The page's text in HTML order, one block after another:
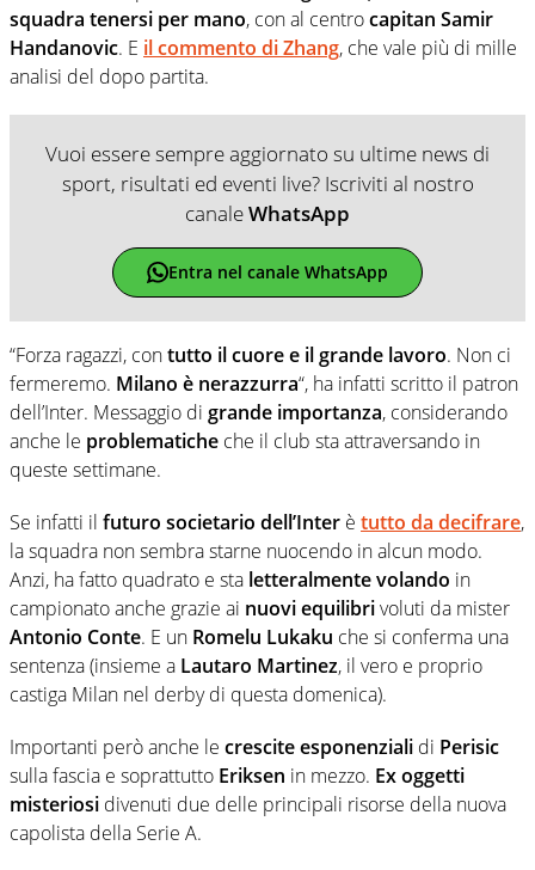
squadra tenersi per mano, con al centrocapitan Samir
Handanovic. E il commento di Zhang, che vale più di mille
analisi del dopo partita.
Vuoi essere sempre aggiornato su ultime news di
sport, risultati ed eventi live? Iscriviti al nostro
canaleWhatsApp
Entra nel canale WhatsApp
“Forza ragazzi, contutto il cuore e il grande lavoro. Non ci
fermeremo. Milano è nerazzurra“, ha infatti scritto il patron
dell’Inter. Messaggio di grande importanza, considerando
anche le problematiche che il club sta attraversando in
queste settimane.
Se infatti il futuro societario dell’Inter è tutto da decifrare,
la squadra non sembra starne nuocendo in alcun modo.
Anzi, ha fatto quadrato e sta letteralmente volando in
campionato anche grazie ai nuovi equilibrivoluti da mister
Antonio Conte. E un Romelu Lukaku che si conferma una
sentenza (insieme a Lautaro Martinez, il vero e proprio
castiga Milan nel derby di questa domenica).
Importanti però anche le crescite esponenziali di Perisic
sulla fascia e soprattutto Eriksen in mezzo. Ex oggetti
misteriosi divenuti due delle principali risorse della nuova
capolista della Serie A.